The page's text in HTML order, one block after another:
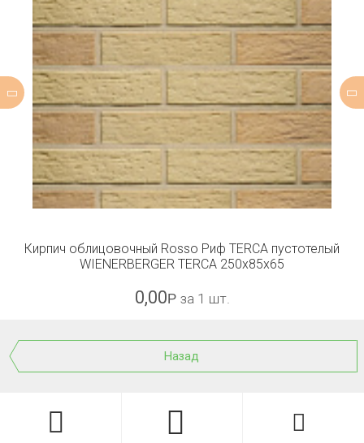
Кирпич облицовочный Rosso Риф TERCA пустотелый
WIENERBERGER TERCA 250x85x65
0,00Р за 1 шт.
Назад